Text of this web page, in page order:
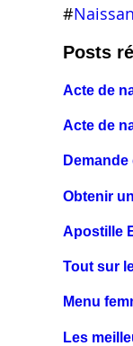
#
Posts
Acte de
Acte de
Obtenir
Apostille
Tout sur
Menu
Les